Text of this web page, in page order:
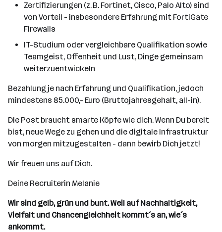
Zertifizierungen (z. B. Fortinet, Cisco, Palo Alto) sind
von Vorteil - insbesondere Erfahrung mit FortiGate
Firewalls
IT-Studium oder vergleichbare Qualifikation sowie
Teamgeist, Offenheit und Lust, Dinge gemeinsam
weiterzuentwickeln
Bezahlung je nach Erfahrung und Qualifikation, jedoch
mindestens 85.000,- Euro (Bruttojahresgehalt, all-in).
Die Post braucht smarte Köpfe wie dich. Wenn Du bereit
bist, neue Wege zu gehen und die digitale Infrastruktur
von morgen mitzugestalten - dann bewirb Dich jetzt!
Wir freuen uns auf Dich.
Deine Recruiterin Melanie
Wir sind gelb, grün und bunt. Weil auf Nachhaltigkeit,
Vielfalt und Chancengleichheit kommt´s an, wie´s
ankommt.